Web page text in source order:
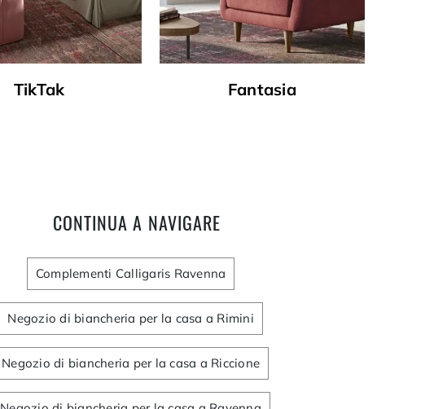
TikTak Fantasia
CONTINUA A NAVIGARE
Complementi Calligaris Ravenna
Negozio di biancheria per la casa a Rimini
Negozio di biancheria per la casa a Riccione